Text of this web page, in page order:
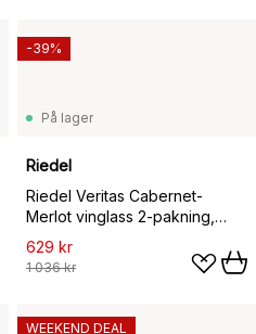
På lager
Riedel
Riedel Veritas Cabernet-
Merlot vinglass 2-pakning,
62,5 cl
629 kr
1 036 kr
-39%
WEEKEND DEAL